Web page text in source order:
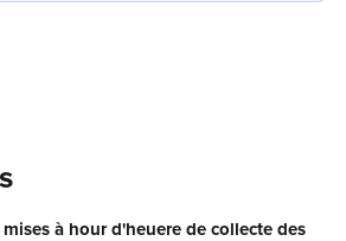
à hour d'heuere de collecte des